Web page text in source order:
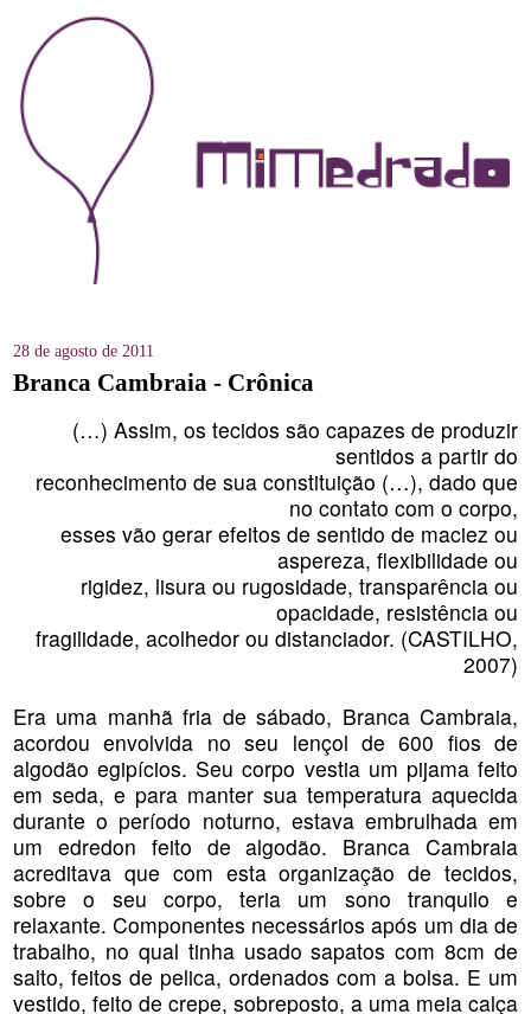
28 de agosto de 2011
Branca Cambraia - Crônica
(…) Assim, os tecidos são capazes de produzir
sentidos a partir do
reconhecimento de sua constituição (…), dado que
no contato com o corpo,
esses vão gerar efeitos de sentido de maciez ou
aspereza, flexibilidade ou
rigidez, lisura ou rugosidade, transparência ou
opacidade, resistência ou
fragilidade, acolhedor ou distanciador. (CASTILHO,
2007)
Era uma manhã fria de sábado, Branca Cambraia,
acordou envolvida no seu lençol de 600 fios de
algodão egipícios. Seu corpo vestia um pijama feito
em seda, e para manter sua temperatura aquecida
durante o período noturno, estava embrulhada em
um edredon feito de algodão. Branca Cambraia
acreditava que com esta organização de tecidos,
sobre o seu corpo, teria um sono tranquilo e
relaxante. Componentes necessários após um dia de
trabalho, no qual tinha usado sapatos com 8cm de
salto, feitos de pelica, ordenados com a bolsa. E um
vestido, feito de crepe, sobreposto, a uma meia calça